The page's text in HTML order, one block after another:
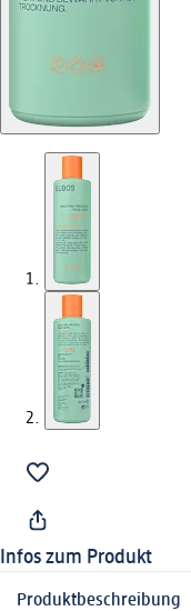
Infos zum Produkt
Produktbeschreibung